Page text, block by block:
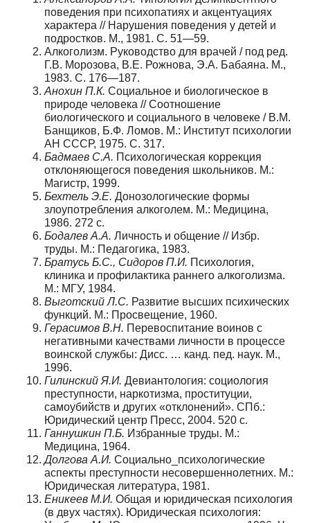
поведения при психопатиях и акцентуациях
характера // Нарушения поведения у детей и
подростков. М., 1981. С. 51—59.
Алкоголизм. Руководство для врачей / под ред.
Г.В. Морозова, В.Е. Рожнова, Э.А. Бабаяна. М.,
1983. С. 176—187.
Анохин П.К. Социальное и биологическое в
природе человека // Соотношение
биологического и социального в человеке / В.М.
Банщиков, Б.Ф. Ломов. М.: Институт психологии
АН СССР, 1975. С. 317.
Бадмаев С.А. Психологическая коррекция
отклоняющегося поведения школьников. М.:
Магистр, 1999.
Бехтель Э.Е. Донозологические формы
злоупотребления алкоголем. М.: Медицина,
1986. 272 с.
Бодалев А.А. Личность и общение // Избр.
труды. М.: Педагогика, 1983.
Братусь Б.С., Сидоров П.И. Психология,
клиника и профилактика раннего алкоголизма.
М.: МГУ, 1984.
Выготский Л.С. Развитие высших психических
функций. М.: Просвещение, 1960.
Герасимов В.Н. Перевоспитание воинов с
негативными качествами личности в процессе
воинской службы: Дисс. … канд. пед. наук. М.,
1996.
Гилинский Я.И. Девиантология: социология
преступности, наркотизма, проституции,
самоубийств и других «отклонений». СПб.:
Юридический центр Пресс, 2004. 520 с.
Ганнушкин П.Б. Избранные труды. М.:
Медицина, 1964.
Долгова А.И. Социально_психологические
аспекты преступности несовершеннолетних. М.:
Юридическая литература, 1981.
Еникеев М.И. Общая и юридическая психология
(в двух частях). Юридическая психология: